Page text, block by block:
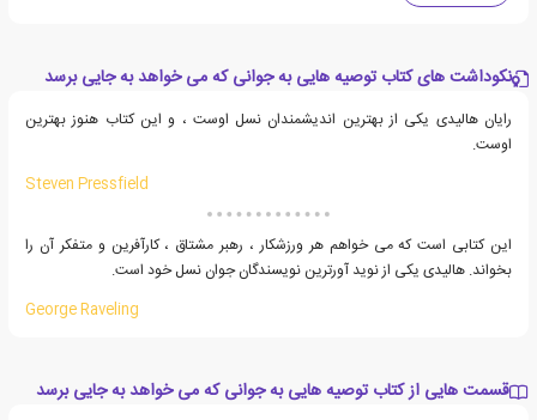
نکوداشت های کتاب توصیه هایی به جوانی که می خواهد به جایی برسد
رایان هالیدی یکی از بهترین اندیشمندان نسل اوست ، و این کتاب هنوز بهترین
اوست.
Steven Pressfield
این کتابی است که می خواهم هر ورزشکار ، رهبر مشتاق ، کارآفرین و متفکر آن را
بخواند. هالیدی یکی از نوید آورترین نویسندگان جوان نسل خود است.
George Raveling
قسمت هایی از کتاب توصیه هایی به جوانی که می خواهد به جایی برسد